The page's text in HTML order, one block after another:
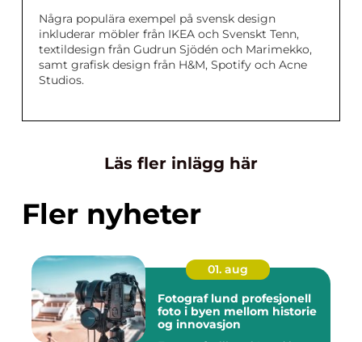
Några populära exempel på svensk design
inkluderar möbler från IKEA och Svenskt Tenn,
textildesign från Gudrun Sjödén och Marimekko,
samt grafisk design från H&M, Spotify och Acne
Studios.
Läs fler inlägg här
Fler nyheter
01. aug
Fotograf lund profesjonell
foto i byen mellom historie
og innovasjon